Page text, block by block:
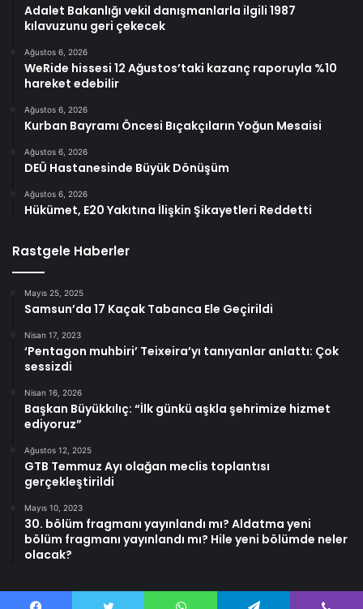
Adalet Bakanlığı vekil danışmanlarla ilgili 1987
kılavuzunu geri çekecek
Ağustos 6, 2026
WeRide hissesi 12 Ağustos’taki kazanç raporuyla %10
hareket edebilir
Ağustos 6, 2026
Kurban Bayramı Öncesi Bıçakçıların Yoğun Mesaisi
Ağustos 6, 2026
DEÜ Hastanesinde Büyük Dönüşüm
Ağustos 6, 2026
Hükümet, E20 Yakıtına İlişkin Şikayetleri Reddetti
Rastgele Haberler
Mayıs 25, 2025
Samsun’da 17 Kaçak Tabanca Ele Geçirildi
Nisan 17, 2023
‘Pentagon muhbiri’ Teixeira’yı tanıyanlar anlattı: Çok
sessizdi
Nisan 16, 2026
Başkan Büyükkılıç: “İlk günkü aşkla şehrimize hizmet
ediyoruz”
Ağustos 12, 2025
GTB Temmuz Ayı olağan meclis toplantısı
gerçekleştirildi
Mayıs 10, 2023
30. bölüm fragmanı yayınlandı mı? Aldatma yeni
bölüm fragmanı yayınlandı mı? Hile yeni bölümde neler
olacak?